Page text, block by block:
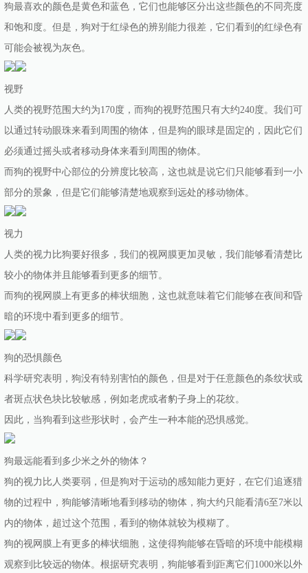
狗最喜欢的颜色是黄色和蓝色，它们也能够区分出这些颜色的不同亮度
和饱和度。但是，狗对于红绿色的辨别能力很差，它们看到的红绿色有
可能会被视为灰色。
视野
人类的视野范围大约为170度，而狗的视野范围只有大约240度。我们可
以通过转动眼珠来看到周围的物体，但是狗的眼球是固定的，因此它们
必须通过摇头或者移动身体来看到周围的物体。
而狗的视野中心部位的分辨度比较高，这也就是说它们只能够看到一小
部分的景象，但是它们能够清楚地观察到远处的移动物体。
视力
人类的视力比狗要好很多，我们的视网膜更加灵敏，我们能够看清楚比
较小的物体并且能够看到更多的细节。
而狗的视网膜上有更多的棒状细胞，这也就意味着它们能够在夜间和昏
暗的环境中看到更多的细节。
狗的恐惧颜色
科学研究表明，狗没有特别害怕的颜色，但是对于任意颜色的条纹状或
者斑点状色块比较敏感，例如老虎或者豹子身上的花纹。
因此，当狗看到这些形状时，会产生一种本能的恐惧感觉。
狗最远能看到多少米之外的物体？
狗的视力比人类要弱，但是狗对于运动的感知能力更好，在它们追逐猎
物的过程中，狗能够清晰地看到移动的物体，狗大约只能看清6至7米以
内的物体，超过这个范围，看到的物体就较为模糊了。
狗的视网膜上有更多的棒状细胞，这使得狗能够在昏暗的环境中能模糊
观察到比较远的物体。根据研究表明，狗能够看到距离它们1000米以外